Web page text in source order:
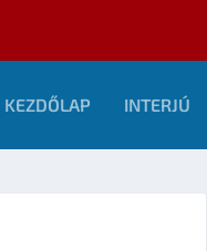
KEZDŐLAP INTERJÚ